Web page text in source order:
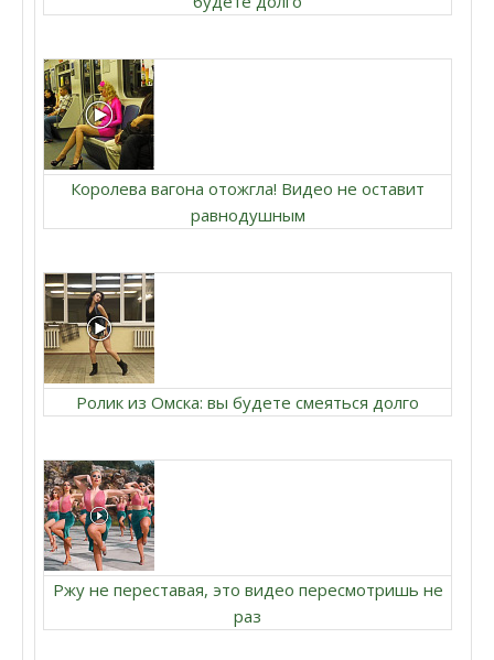
Королева вагона отожгла! Видео не оставит
равнодушным
Ролик из Омска: вы будете смеяться долго
Ржу не переставая, это видео пересмотришь не
раз